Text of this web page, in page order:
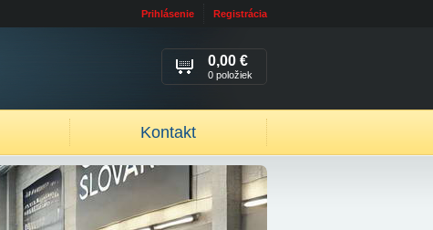
Prihlásenie Registrácia
Kontakt
0,00 €
0 položiek